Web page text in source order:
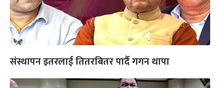
संस्थापन इतरलाई तितरबितर पार्दै गगन थापा